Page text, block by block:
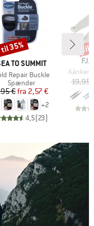
TO SUMMIT
Repair Buckle
Produktgruppe
Spænder
Pris
€ Nedsat pris
fra 2,57 €
+2
4,5(23)
til 35%
Artikel
Kånken
19,95
til